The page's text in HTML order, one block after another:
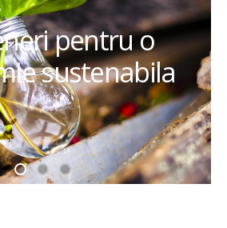
pentru o
sustenabila